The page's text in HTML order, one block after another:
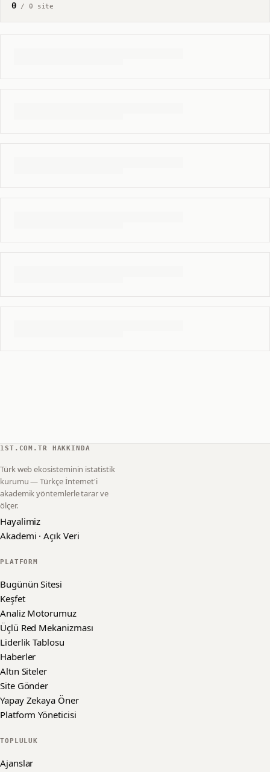
0/ 0 site
1ST.COM.TR HAKKINDA
Türk web ekosisteminin istatistik
kurumu — Türkçe İnternet'i
akademik yöntemlerle tarar ve
ölçer.
Hayalimiz
Akademi · Açık Veri
PLATFORM
Bugünün Sitesi
Keşfet
Analiz Motorumuz
Üçlü Red Mekanizması
Liderlik Tablosu
Haberler
Altın Siteler
Site Gönder
Yapay Zekaya Öner
Platform Yöneticisi
TOPLULUK
Ajanslar